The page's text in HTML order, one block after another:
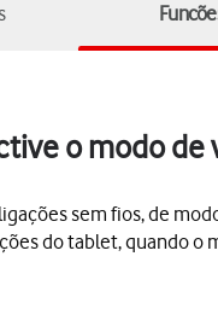
o modo de
sem fios, de
do tablet, quando o